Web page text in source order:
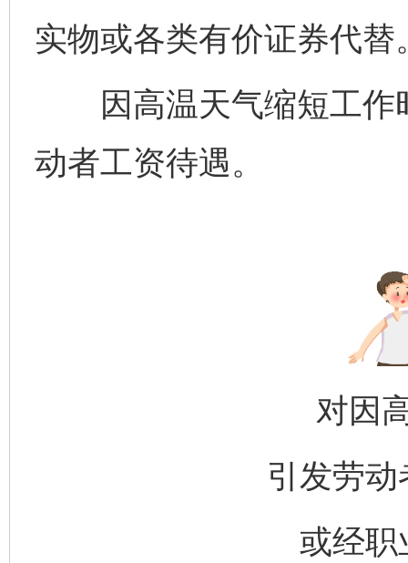
实物或各类有价证券代替
因高温天气缩短工作
动者工资待遇。
对因
引发劳
或经职